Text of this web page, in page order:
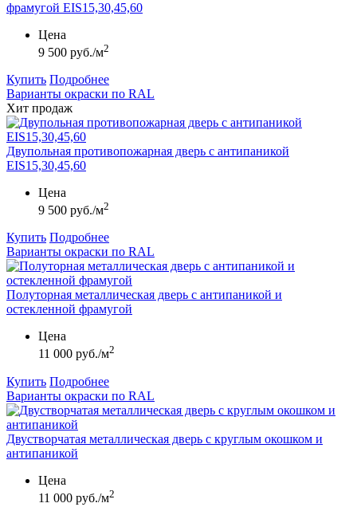
фрамугой EIS15,30,45,60
Цена
9 500 руб./м2
Купить Подробнее
Варианты окраски по RAL
Хит продаж
Двупольная противопожарная дверь с антипаникой
EIS15,30,45,60
Цена
9 500 руб./м2
Купить Подробнее
Варианты окраски по RAL
Полуторная металлическая дверь с антипаникой и
остекленной фрамугой
Цена
11 000 руб./м2
Купить Подробнее
Варианты окраски по RAL
Двустворчатая металлическая дверь с круглым окошком и
антипаникой
Цена
11 000 руб./м2